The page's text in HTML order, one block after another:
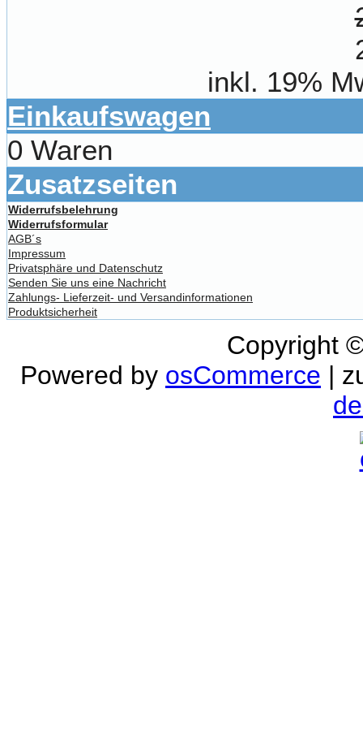
inkl. 19%
Einkaufswagen
0 Waren
Zusatzseiten
Widerrufsbelehrung
Widerrufsformular
AGB´s
Impressum
Privatsphäre und Datenschutz
Senden Sie uns eine Nachricht
Zahlungs- Lieferzeit- und Versandinformationen
Produktsicherheit
Copyright
Powered by osCommerce |